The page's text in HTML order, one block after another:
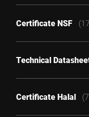
Certificate NSF
Technical
Certificate Halal